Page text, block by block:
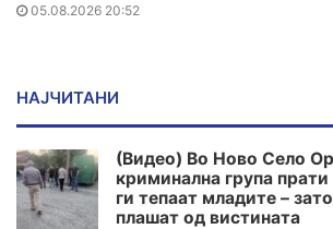
05.08.2026 20:52
НАЈЧИТАНИ
(Видео) Во Ново Село
криминална група
ги тепаат младите –
плашат од вистината